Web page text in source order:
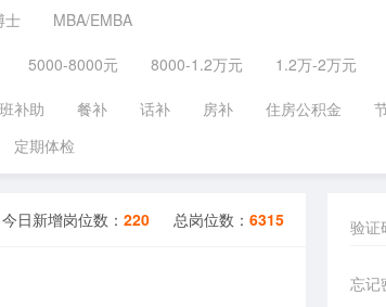
士
MBA/EMBA
5000-8000元 8000-1.2万元 1.2万-2万元
补助 餐补 话补 房补 住房公积金
定期体检
今日新增岗位数：220 总岗位数：6315 验证
忘记